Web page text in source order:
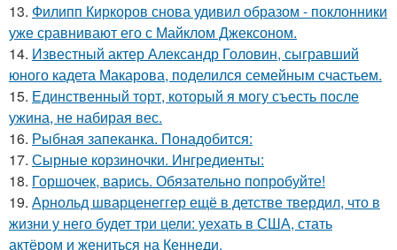
13. Филипп Киркоров снова удивил образом - поклонники
уже сравнивают его с Майклом Джексоном.
14. Известный актер Александр Головин, сыгравший
юного кадета Макарова, поделился семейным счастьем.
15. Единственный торт, который я могу съесть после
ужина, не набирая вес.
16. Рыбная запеканка. Понадобится:
17. Сырные корзиночки. Ингредиенты:
18. Горшочек, варись. Обязательно попробуйте!
19. Арнольд шварценеггер ещё в детстве твердил, что в
жизни у него будет три цели: уехать в США, стать
актёром и жениться на Кеннеди.